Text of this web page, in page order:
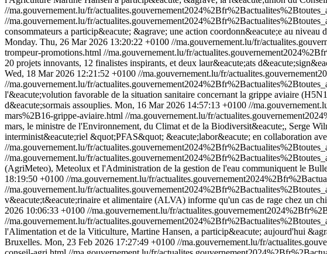
//ma.gouvernement.lu/fr/
//ma.gouvernement.lu/fr/
consommateurs a particip&eacute; &agrave; une action coordonn&eacute;e au
Monday. Thu, 26 Mar 2026 13:20:22 +0100 //ma.gouvernement.lu/fr/
trompeur-promotions.html //ma.gouvernement.lu/fr/
20 projets innovants, 12 finalistes inspirants, et deux laur&eacute;ats
Wed, 18 Mar 2026 12:21:52 +0100 //ma.gouvernement.lu/fr/
//ma.gouvernement.lu/fr/
l'&eacute;volution favorable de la situation sanitaire concernant la grippe aviaire
d&eacute;sormais assouplies. Mon, 16 Mar 2026 14:57:13 +0100 //
mars%2B16-grippe-aviaire.html //ma.gouvernement.lu/fr/
mars, le ministre de l'Environnement, du Climat et de la Biodiversit&eacute;, Serge
interminist&eacute;riel &quot;PFAS&quot; &eacute;labor&eacute; en collaboration
//ma.gouvernement.lu/fr/
//ma.gouvernement.lu/fr/
(AgriMeteo), Meteolux et l'Administration de la gestion de l'eau communiquent le
18:19:50 +0100 //ma.gouvernement.lu/fr/
//ma.gouvernement.lu/fr/
v&eacute;t&eacute;rinaire et alimentaire (ALVA) informe qu'un cas de rage chez un
2026 10:06:33 +0100 //ma.gouvernement.lu/fr/
//ma.gouvernement.lu/fr/
l'Alimentation et de la Viticulture, Martine Hansen, a particip&eacute; aujourd'hui
Bruxelles. Mon, 23 Feb 2026 17:27:49 +0100 //ma.gouvernement.lu/fr/